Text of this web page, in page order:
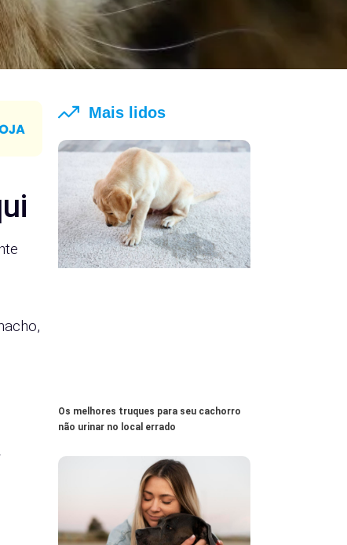
Mais lidos
Os melhores truques para seu cachorro
não urinar no local errado